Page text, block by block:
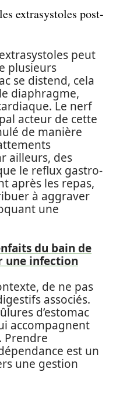
extrasystoles post-
peut
plusieurs
se distend, cela
diaphragme,
Le nerf
acteur de cette
de manière
ailleurs, des
le reflux gastro-
après les repas,
à aggraver
une
du bain de
une infection
de ne pas
associés.
d’estomac
accompagnent
Prendre
est un
une gestion